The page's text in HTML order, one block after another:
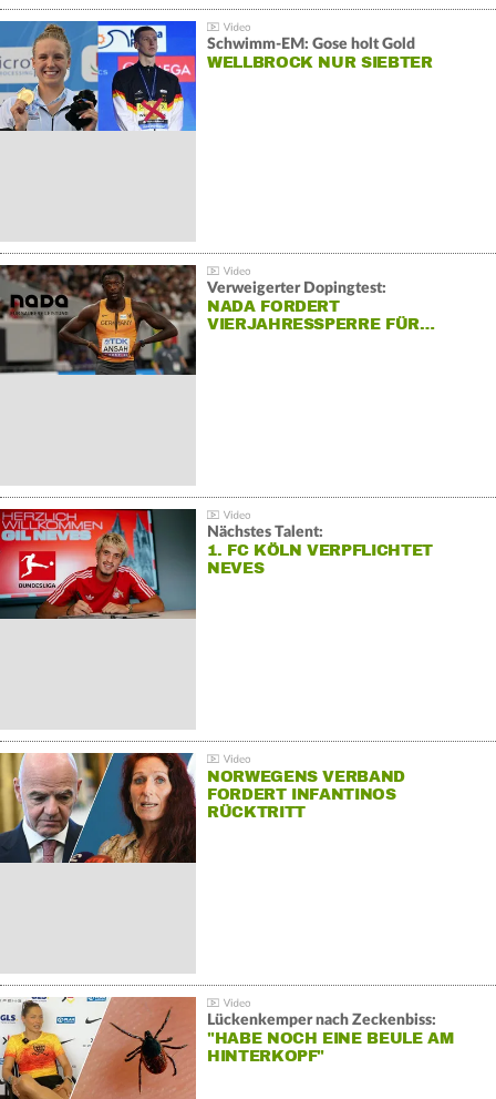
Schwimm-EM: Gose holt Gold
WELLBROCK NUR SIEBTER
Verweigerter Dopingtest:
NADA FORDERT
VIERJAHRESSPERRE FÜR…
Nächstes Talent:
1. FC KÖLN VERPFLICHTET
NEVES
NORWEGENS VERBAND
FORDERT INFANTINOS
RÜCKTRITT
Lückenkemper nach Zeckenbiss:
"HABE NOCH EINE BEULE AM
HINTERKOPF"